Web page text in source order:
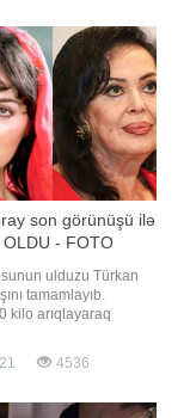
Həmin fotoları təqdim
son görünüşü ilə
- FOTO
ulduzu Türkan
tamamlayıb.
kilo arıqlayaraq
Onun fransız
saplarla dartılması)
aktrisanı
4536